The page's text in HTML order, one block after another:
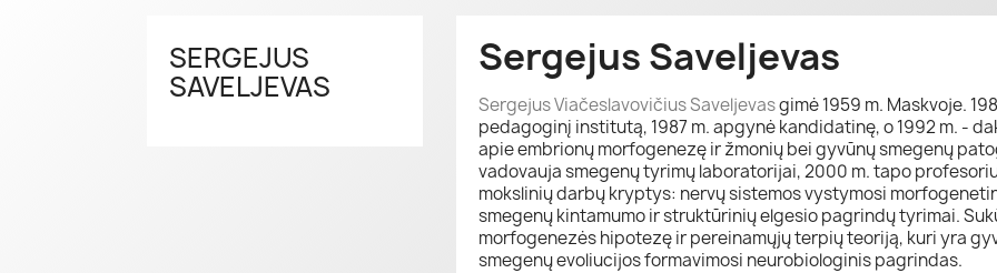
SERGEJUS
SAVELJEVAS
Sergejus Saveljevas
Sergejus Viačeslavovičius Saveljevasgimė 1959 m. Maskvoje.
pedagoginį institutą, 1987 m. apgynė kandidatinę, o 1992 m. -
apie embrionų morfogenezę ir žmonių bei gyvūnų smegenų
vadovauja smegenų tyrimų laboratorijai, 2000 m. tapo
mokslinių darbų kryptys: nervų sistemos vystymosi
smegenų kintamumo ir struktūrinių elgesio pagrindų tyrimai.
morfogenezės hipotezę ir pereinamųjų terpių teoriją, kuri yra
smegenų evoliucijos formavimosi neurobiologinis pagrindas.